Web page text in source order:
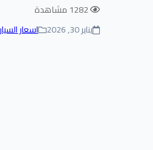
يناير 30, 2026 اسعار